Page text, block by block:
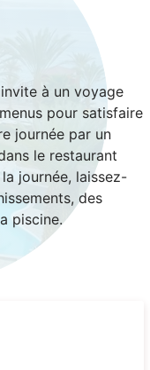
à un voyage
pour satisfaire
journée par un
le restaurant
journée, laissez-
des
piscine.